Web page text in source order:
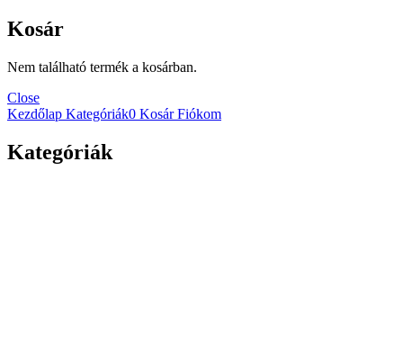
Kosár
Nem található termék a kosárban.
Close
Kezdőlap Kategóriák0 KosárFiókom
Kategóriák